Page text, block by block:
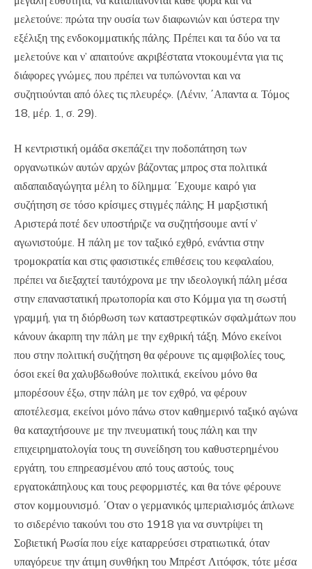
μελετούνε: πρώτα την ουσία των διαφωνιών και ύστερα την
εξέλιξη της ενδοκομματικής πάλης. Πρέπει και τα δύο να τα
μελετούνε και ν’ απαιτούνε ακριβέστατα ντοκουμέντα για τις
διάφορες γνώμες, που πρέπει να τυπώνονται και να
συζητιούνται από όλες τις πλευρές». (Λένιν, ΄Απαντα α. Τόμος
18, μέρ. 1, σ. 29).
Η κεντριστική ομάδα σκεπάζει την ποδοπάτηση των
οργανωτικών αυτών αρχών βάζοντας μπρος στα πολιτικά
αιδαπαιδαγώγητα μέλη το δίλημμα: ΄Εχουμε καιρό για
συζήτηση σε τόσο κρίσιμες στιγμές πάλης; Η μαρξιστική
Αριστερά ποτέ δεν υποστήριζε να συζητήσουμε αντί ν’
αγωνιστούμε. Η πάλη με τον ταξικό εχθρό, ενάντια στην
τρομοκρατία και στις φασιστικές επιθέσεις του κεφαλαίου,
πρέπει να διεξαχτεί ταυτόχρονα με την ιδεολογική πάλη μέσα
στην επαναστατική πρωτοπορία και στο Κόμμα για τη σωστή
γραμμή, για τη διόρθωση των καταστρεφτικών σφαλμάτων που
κάνουν άκαρπη την πάλη με την εχθρική τάξη. Μόνο εκείνοι
που στην πολιτική συζήτηση θα φέρουνε τις αμφιβολίες τους,
όσοι εκεί θα χαλυβδωθούνε πολιτικά, εκείνου μόνο θα
μπορέσουν έξω, στην πάλη με τον εχθρό, να φέρουν
αποτέλεσμα, εκείνοι μόνο πάνω στον καθημερινό ταξικό αγώνα
θα καταχτήσουνε με την πνευματική τους πάλη και την
επιχειρηματολογία τους τη συνείδηση του καθυστερημένου
εργάτη, του επηρεασμένου από τους αστούς, τους
εργατοκάπηλους και τους ρεφορμιστές, και θα τόνε φέρουνε
στον κομμουνισμό. ΄Οταν ο γερμανικός ιμπεριαλισμός άπλωνε
το σιδερένιο τακούνι του στο 1918 για να συντρίψει τη
Σοβιετική Ρωσία που είχε καταρρεύσει στρατιωτικά, όταν
υπαγόρευε την άτιμη συνθήκη του Μπρέστ Λιτόφσκ, τότε μέσα